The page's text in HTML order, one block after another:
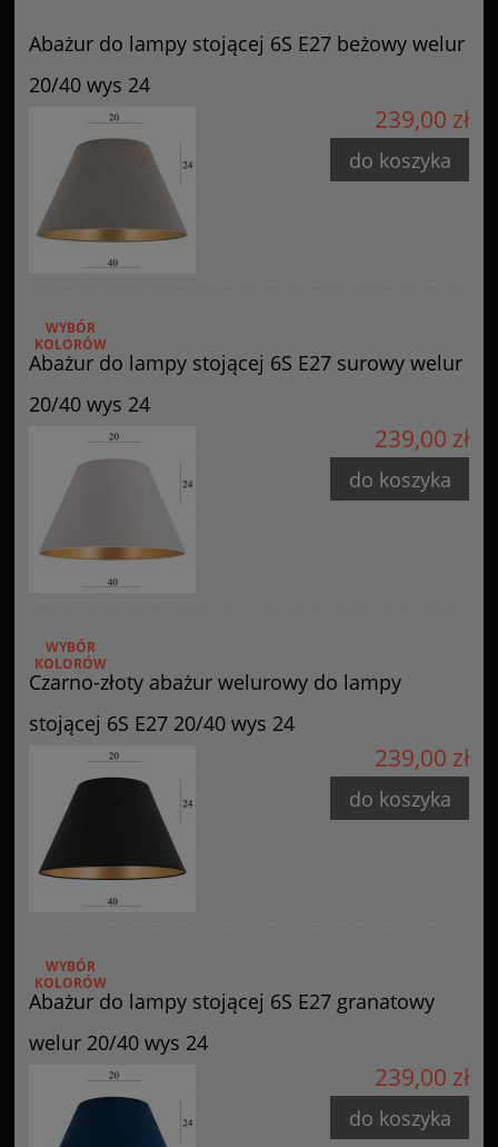
Abażur do lampy stojącej 6S E27 beżowy welur
20/40 wys 24
239,00 zł
do koszyka
Abażur do lampy stojącej 6S E27 surowy welur
20/40 wys 24
WYBÓR
KOLORÓW
239,00 zł
do koszyka
Czarno-złoty abażur welurowy do lampy
stojącej 6S E27 20/40 wys 24
WYBÓR
KOLORÓW
239,00 zł
do koszyka
Abażur do lampy stojącej 6S E27 granatowy
welur 20/40 wys 24
WYBÓR
KOLORÓW
239,00 zł
do koszyka